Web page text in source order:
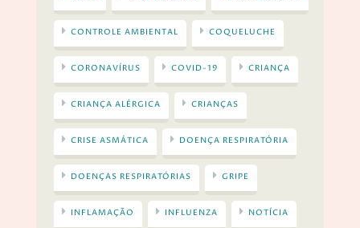
CONTROLE AMBIENTAL COQUELUCHE
CORONAVÍRUS COVID-19 CRIANÇA
CRIANÇA ALÉRGICA CRIANÇAS
CRISE ASMÁTICA DOENÇA RESPIRATÓRIA
DOENÇAS RESPIRATÓRIAS GRIPE
INFLAMAÇÃO INFLUENZA NOTÍCIA